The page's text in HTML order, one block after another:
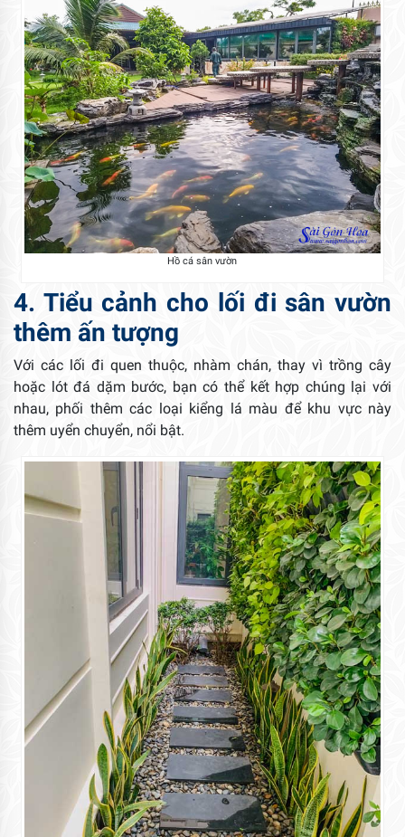
Hồ cá sân vườn
4. Tiểu cảnh cho lối đi sân vườn
thêm ấn tượng
Với các lối đi quen thuộc, nhàm chán, thay vì trồng cây
hoặc lót đá dặm bước, bạn có thể kết hợp chúng lại với
nhau, phối thêm các loại kiểng lá màu để khu vực này
thêm uyển chuyển, nổi bật.